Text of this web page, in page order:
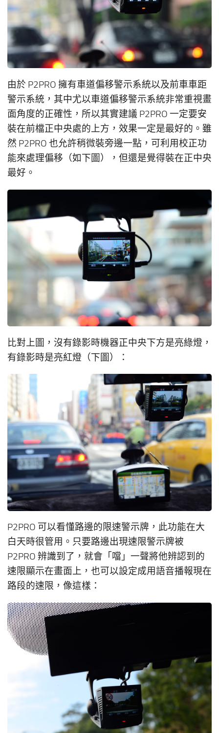
由於 P2PRO 擁有車道偏移警示系統以及前車車距
警示系統，其中尤以車道偏移警示系統非常重視畫
面角度的正確性，所以其實建議 P2PRO 一定要安
裝在前檔正中央處的上方，效果一定是最好的。雖
然 P2PRO 也允許稍微裝旁邊一點，可利用校正功
能來處理偏移（如下圖），但還是覺得裝在正中央
最好。
比對上圖，沒有錄影時機器正中央下方是亮綠燈，
有錄影時是亮紅燈（下圖）：
P2PRO 可以看懂路邊的限速警示牌，此功能在大
白天時很管用。只要路邊出現速限警示牌被
P2PRO 辨識到了，就會「噹」一聲將他辨認到的
速限顯示在畫面上，也可以設定成用語音播報現在
路段的速限，像這樣：